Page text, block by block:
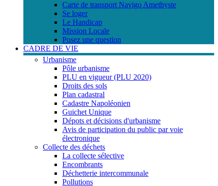
Carte de transport Navigo Amethyste
Se loger
Le Handicap
Mission Locale
Posez une question
CADRE DE VIE
Urbanisme
Pôle urbanisme
PLU en vigueur (PLU 2020)
Droits des sols
Plan cadastral
Cadastre Napoléonien
Guichet Unique
Dépots et décisions d'urbanisme
Avis de participation du public par voie
électronique
Collecte des déchets
La collecte sélective
Encombrants
Déchetterie intercommunale
Pollutions